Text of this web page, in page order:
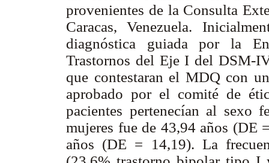
provenientes de la Consulta
Caracas, Venezuela.
diagnóstica guiada por la
Trastornos del Eje I del DSM-
que contestaran el MDQ con
aprobado por el comité de
pacientes pertenecían al sexo
mujeres fue de 43,94 años (DE
años (DE = 14,19). La